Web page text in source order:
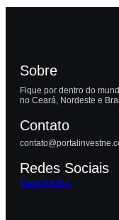
Sobre
Fique por dentro do
no Ceará, Nordeste e
Contato
Redes Sociais
Facebook-f